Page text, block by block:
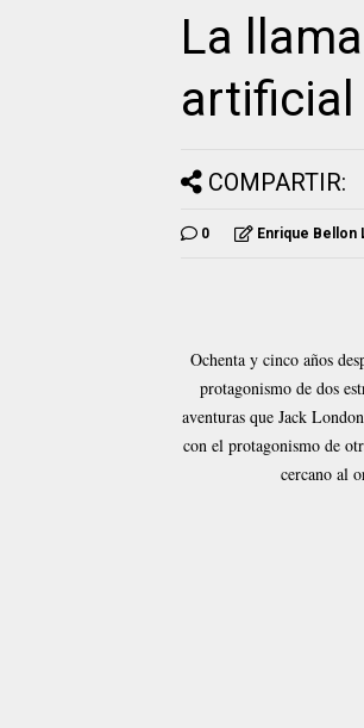
La
artificial
COMPARTIR:
0 Enrique Bellon
Ochenta y cinco años
protagonismo de dos
aventuras que Jack
con el protagonismo de
cercano al